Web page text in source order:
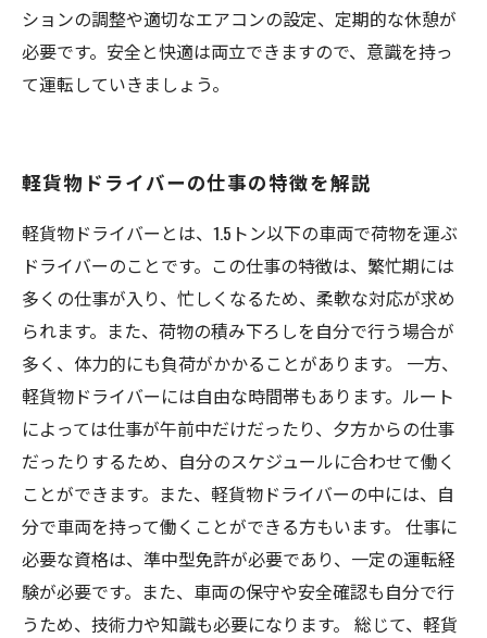
ションの調整や適切なエアコンの設定、定期的な休憩が
必要です。安全と快適は両立できますので、意識を持っ
て運転していきましょう。
軽貨物ドライバーの仕事の特徴を解説
軽貨物ドライバーとは、1.5トン以下の車両で荷物を運ぶ
ドライバーのことです。この仕事の特徴は、繁忙期には
多くの仕事が入り、忙しくなるため、柔軟な対応が求め
られます。また、荷物の積み下ろしを自分で行う場合が
多く、体力的にも負荷がかかることがあります。 一方、
軽貨物ドライバーには自由な時間帯もあります。ルート
によっては仕事が午前中だけだったり、夕方からの仕事
だったりするため、自分のスケジュールに合わせて働く
ことができます。また、軽貨物ドライバーの中には、自
分で車両を持って働くことができる方もいます。 仕事に
必要な資格は、準中型免許が必要であり、一定の運転経
験が必要です。また、車両の保守や安全確認も自分で行
うため、技術力や知識も必要になります。 総じて、軽貨